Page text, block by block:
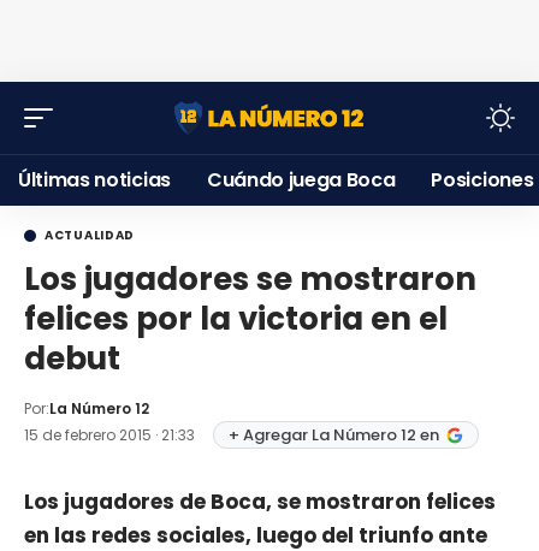
Últimas noticias Cuándo juega Boca Posiciones
ACTUALIDAD
Los jugadores se mostraron
felices por la victoria en el
debut
Por:La Número 12
15 de febrero 2015 · 21:33
+ Agregar La Número 12 en
Los jugadores de Boca, se mostraron felices
en las redes sociales, luego del triunfo ante